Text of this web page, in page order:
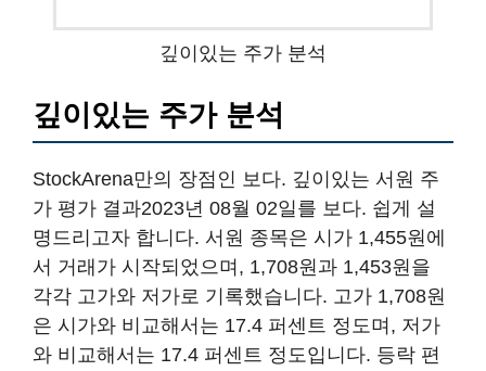
깊이있는 주가 분석
깊이있는 주가 분석
StockArena만의 장점인 보다. 깊이있는 서원 주
가 평가 결과2023년 08월 02일를 보다. 쉽게 설
명드리고자 합니다. 서원 종목은 시가 1,455원에
서 거래가 시작되었으며, 1,708원과 1,453원을
각각 고가와 저가로 기록했습니다. 고가 1,708원
은 시가와 비교해서는 17.4 퍼센트 정도며, 저가
와 비교해서는 17.4 퍼센트 정도입니다. 등락 편